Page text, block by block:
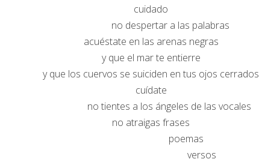
cuidado
no despertar a las palabras
acuéstate en las arenas negras
y que el mar te entierre
y que los cuervos se suiciden en tus ojos cerrados
cuídate
no tientes a los ángeles de las vocales
no atraigas frases
poemas
versos